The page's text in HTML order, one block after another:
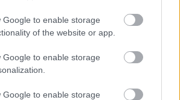
Google to enable storage
of the website or app.
Google to enable storage
Google to enable storage